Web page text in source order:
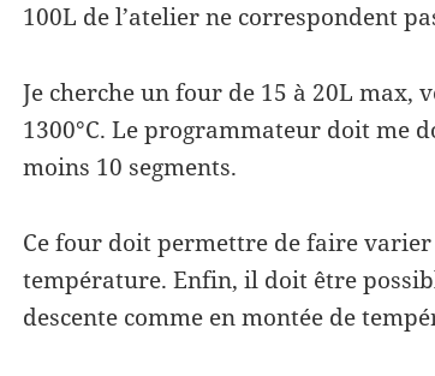
100L de l’atelier ne correspondent
Je cherche un four de 15 à 20L
1300°C. Le programmateur doit me
moins 10 segments.
Ce four doit permettre de faire varier
température. Enfin, il doit être
descente comme en montée de